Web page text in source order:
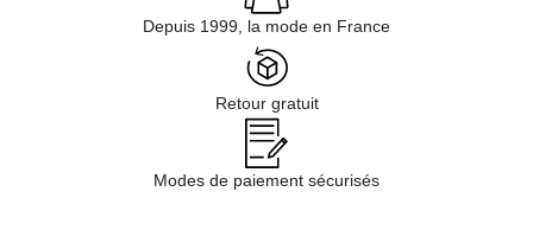
Depuis 1999, la mode en France
Retour gratuit
Modes de paiement sécurisés